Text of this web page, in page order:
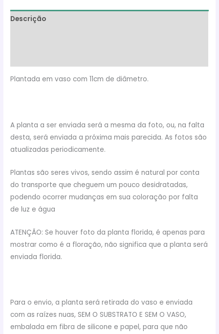
Descrição
Plantada em vaso com 11cm de diâmetro.
A planta a ser enviada será a mesma da foto, ou, na falta
desta, será enviada a próxima mais parecida. As fotos são
atualizadas periodicamente.
Plantas são seres vivos, sendo assim é natural por conta
do transporte que cheguem um pouco desidratadas,
podendo ocorrer mudanças em sua coloração por falta
de luz e água
ATENÇÃO: Se houver foto da planta florida, é apenas para
mostrar como é a floração, não significa que a planta será
enviada florida.
Para o envio, a planta será retirada do vaso e enviada
com as raízes nuas, SEM O SUBSTRATO E SEM O VASO,
embalada em fibra de silicone e papel, para que não